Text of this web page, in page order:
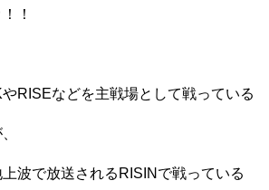
！
RISEなどを主戦場として戦っている
波で放送されるRISINで戦っている